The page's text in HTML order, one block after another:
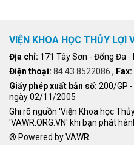
VIỆN KHOA HỌC THỦY LỢI
Địa chỉ: 171 Tây Sơn - Đống Đa -
Điện thoại: 84.43.8522086 , Fax:
Giấy phép xuất bản số: 200/GP -
ngày 02/11/2005
Ghi rõ nguồn 'Viện Khoa học
'VAWR.ORG.VN' khi bạn phát
® Powered by VAWR